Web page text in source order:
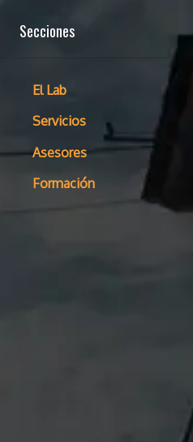
Secciones
El Lab
Servicios
Asesores
Formación